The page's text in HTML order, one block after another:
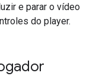
e parar o vídeo
do player.